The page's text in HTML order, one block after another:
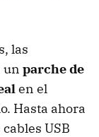
las
un parche de
en el
Hasta ahora
USB